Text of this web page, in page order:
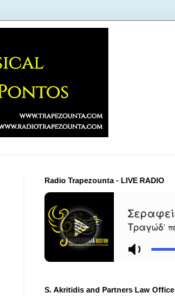
Radio Trapezounta - LIVE RADIO
S. Akritidis and Partners Law Office